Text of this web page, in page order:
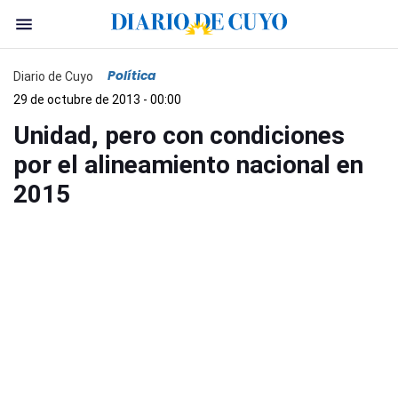
Diario de Cuyo Política
29 de octubre de 2013 - 00:00
Unidad, pero con condiciones
por el alineamiento nacional en
2015